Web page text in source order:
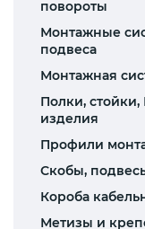
повороты
Монтажные
подвеса
Монтажная
Полки,
изделия
Профили
Скобы,
Короба
Метизы и